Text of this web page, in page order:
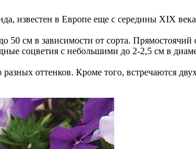
известен в Европе еще с середины XIX
см в зависимости от сорта. Прямостоячий
соцветия с небольшими до 2-2,5 см в
оттенков. Кроме того, встречаются